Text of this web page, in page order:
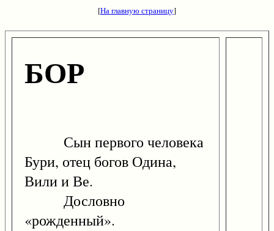
[На главную страницу]
БОР
Сын первого человека
Бури, отец богов Одина,
Вили и Ве.
Дословно
«рожденный».